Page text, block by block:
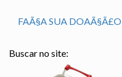
FAÃ§A SUA DOAÃ§Ã£O
Buscar no site: